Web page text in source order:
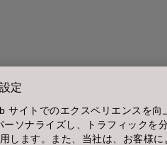
するお問い合わせ TEL.03-3660-
定
サイトでのエクスペリエンスを向
ーソナライズし、トラフィックを
します。また、当社は、お客様に